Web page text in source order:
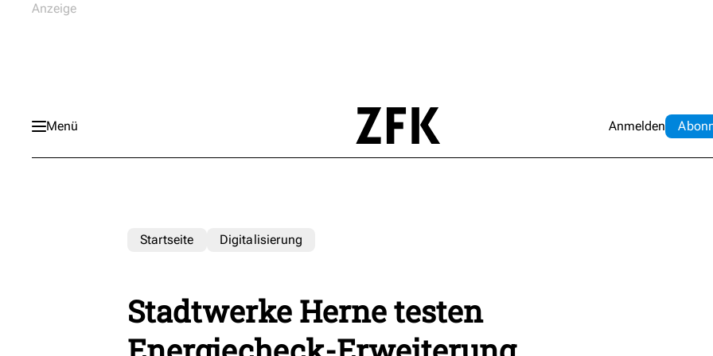
Menü Anmelden Abo
Startseite Digitalisierung
Stadtwerke Herne testen